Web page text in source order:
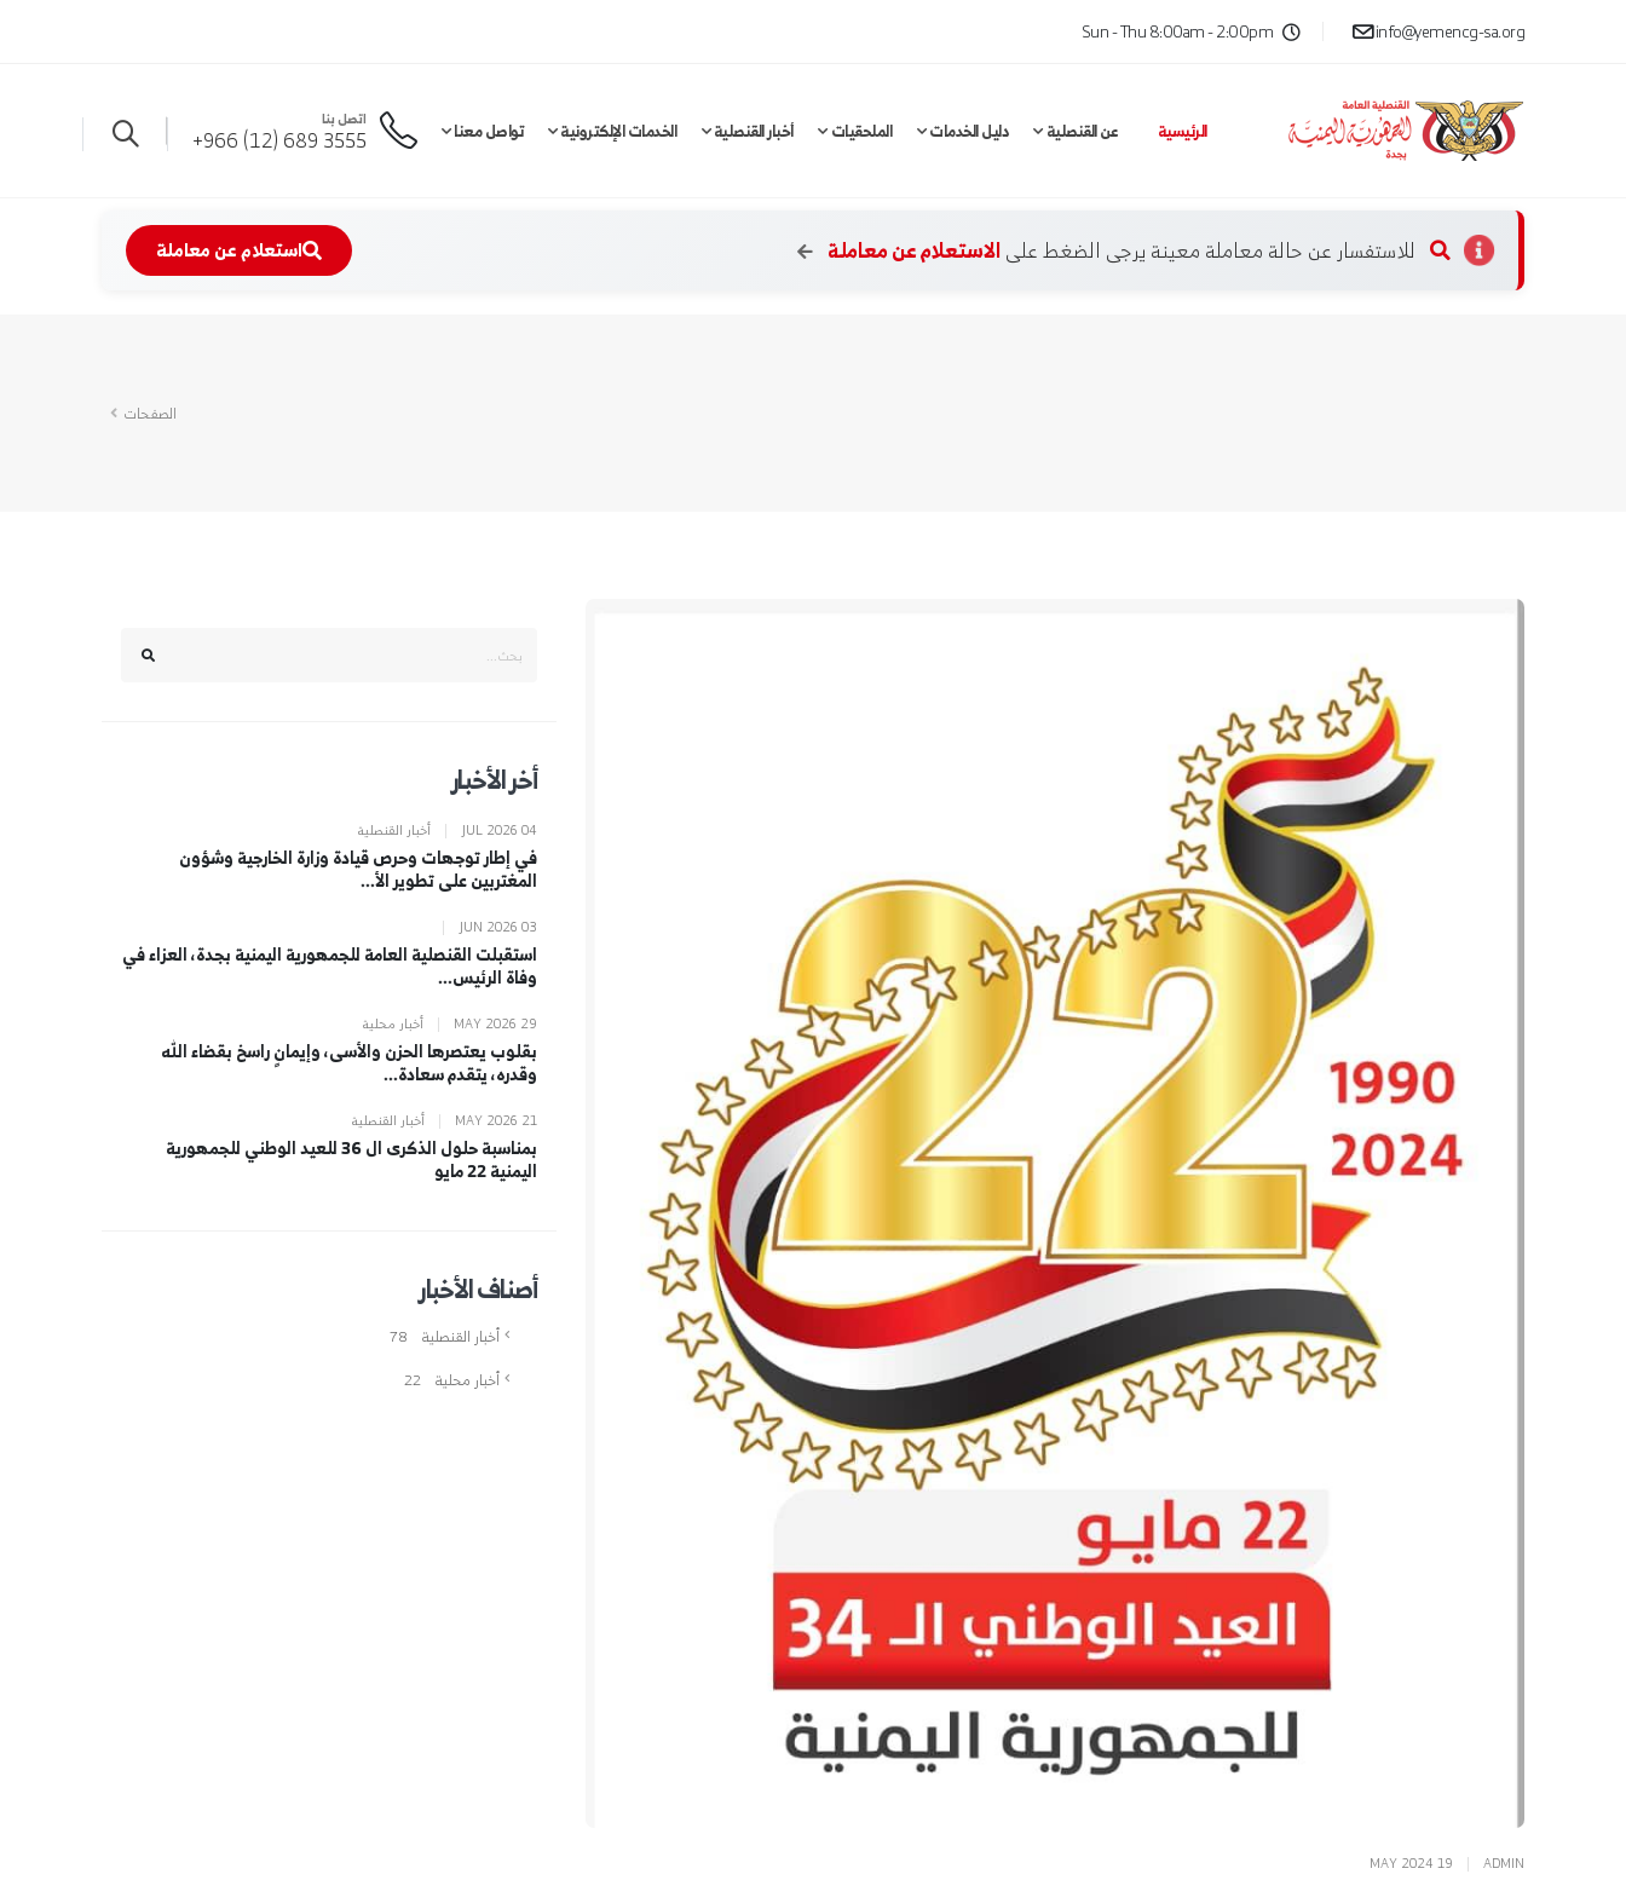
info@yemencg-sa.org
Sun - Thu 8:00am - 2:00pm
الرئيسية عن القنصلية دليل الخدمات الملحقيات أخبار القنصلية الخدمات الإلكترونية تواصل معنا اتصل بنا
3555 689 (12) 966+
للاستفسار عن حالة معاملة معينة يرجى الضغط علىالاستعلام عن معاملة استعلام عن معاملة
الصفحات
MAY 2024 19 | ADMIN
أخر الأخبار
JUL 2026 04
| أخبار القنصلية
في إطار توجهات وحرص قيادة وزارة الخارجية وشؤون
المغتربين على تطوير الأ...
JUN 2026 03
|
استقبلت القنصلية العامة للجمهورية اليمنية بجدة، العزاء في
وفاة الرئيس...
MAY 2026 29
| أخبار محلية
بقلوب يعتصرها الحزن والأسى، وإيمانٍ راسخ بقضاء الله
وقدره، يتقدم سعادة...
MAY 2026 21
| أخبار القنصلية
بمناسبة حلول الذكرى ال 36 للعيد الوطني للجمهورية
اليمنية 22 مايو
أصناف الأخبار
أخبار القنصلية
أخبار محلية